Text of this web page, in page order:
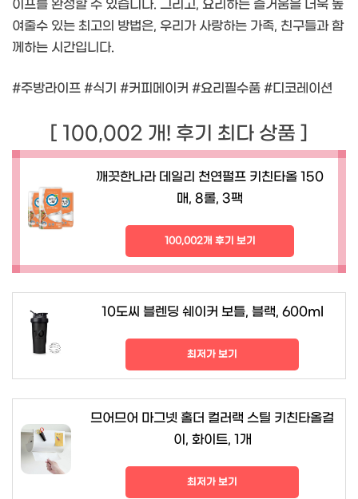
이프를 완성할 수 있습니다. 그리고, 요리하는 즐거움을 더욱 높
여줄수 있는 최고의 방법은, 우리가 사랑하는 가족, 친구들과 함
께하는 시간입니다.
#주방라이프 #식기 #커피메이커 #요리필수품 #디코레이션
[ 100,002 개! 후기 최다 상품 ]
깨끗한나라 데일리 천연펄프 키친타올 150
매, 8롤, 3팩
100,002개 후기 보기
10도씨 블렌딩 쉐이커 보틀, 블랙, 600ml
최저가 보기
므어므어 마그넷 홀더 컬러랙 스틸 키친타올걸
이, 화이트, 1개
최저가 보기